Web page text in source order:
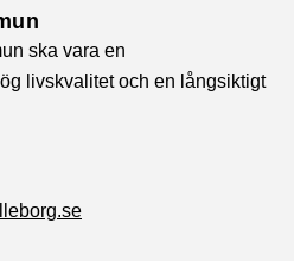
ska vara en
livskvalitet och en långsiktigt